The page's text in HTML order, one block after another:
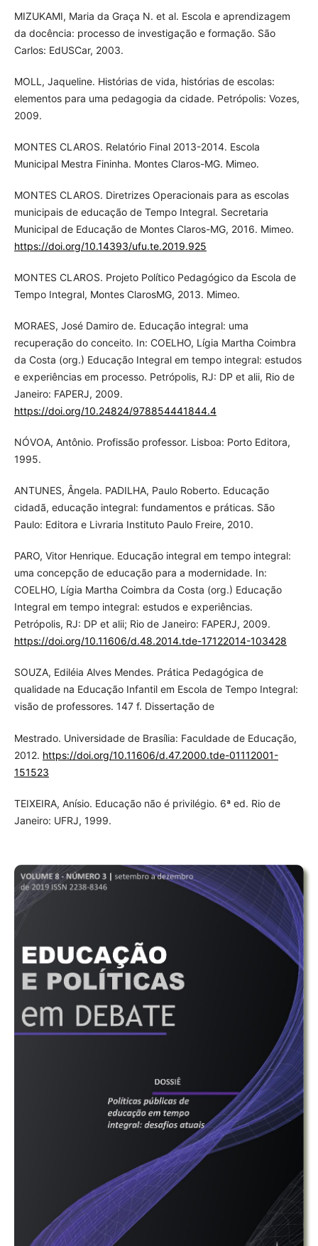
MIZUKAMI, Maria da Graça N. et al. Escola e aprendizagem
da docência: processo de investigação e formação. São
Carlos: EdUSCar, 2003.
MOLL, Jaqueline. Histórias de vida, histórias de escolas:
elementos para uma pedagogia da cidade. Petrópolis: Vozes,
2009.
MONTES CLAROS. Relatório Final 2013-2014. Escola
Municipal Mestra Fininha. Montes Claros-MG. Mimeo.
MONTES CLAROS. Diretrizes Operacionais para as escolas
municipais de educação de Tempo Integral. Secretaria
Municipal de Educação de Montes Claros-MG, 2016. Mimeo.
https://doi.org/10.14393/ufu.te.2019.925
MONTES CLAROS. Projeto Político Pedagógico da Escola de
Tempo Integral, Montes ClarosMG, 2013. Mimeo.
MORAES, José Damiro de. Educação integral: uma
recuperação do conceito. In: COELHO, Lígia Martha Coimbra
da Costa (org.) Educação Integral em tempo integral: estudos
e experiências em processo. Petrópolis, RJ: DP et alii, Rio de
Janeiro: FAPERJ, 2009.
https://doi.org/10.24824/978854441844.4
NÓVOA, Antônio. Profissão professor. Lisboa: Porto Editora,
1995.
ANTUNES, Ângela. PADILHA, Paulo Roberto. Educação
cidadã, educação integral: fundamentos e práticas. São
Paulo: Editora e Livraria Instituto Paulo Freire, 2010.
PARO, Vitor Henrique. Educação integral em tempo integral:
uma concepção de educação para a modernidade. In:
COELHO, Lígia Martha Coimbra da Costa (org.) Educação
Integral em tempo integral: estudos e experiências.
Petrópolis, RJ: DP et alii; Rio de Janeiro: FAPERJ, 2009.
https://doi.org/10.11606/d.48.2014.tde-17122014-103428
SOUZA, Ediléia Alves Mendes. Prática Pedagógica de
qualidade na Educação Infantil em Escola de Tempo Integral:
visão de professores. 147 f. Dissertação de
Mestrado. Universidade de Brasília: Faculdade de Educação,
2012. https://doi.org/10.11606/d.47.2000.tde-01112001-
151523
TEIXEIRA, Anísio. Educação não é privilégio. 6ª ed. Rio de
Janeiro: UFRJ, 1999.